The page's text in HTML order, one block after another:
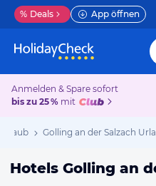
% Deals App öffnen
Anmelden & Spare sofort
bis zu 25 % mit
Golling an der Salzach
Hotels Golling an